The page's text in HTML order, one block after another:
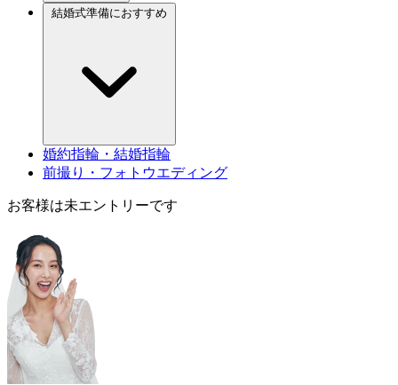
婚約指輪・結婚指輪
前撮り・フォトウエディング
お客様は未エントリーです